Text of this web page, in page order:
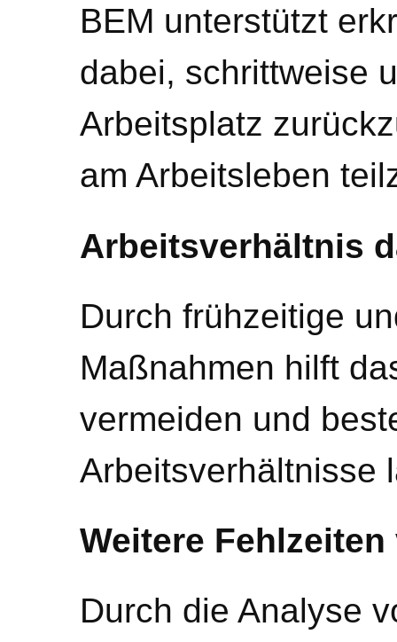
BEM unterstützt
dabei, schrittweise
Arbeitsplatz
am Arbeitsleben
Arbeitsverhältnis
Durch frühzeitige
Maßnahmen hilft
vermeiden und
Arbeitsverhältnisse
Weitere
Durch die Analyse